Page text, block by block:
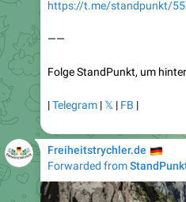
——
Folge StandPunkt, um hinter
|Telegram|𝕏|FB|
Freiheitstrychler.de
Forwarded from